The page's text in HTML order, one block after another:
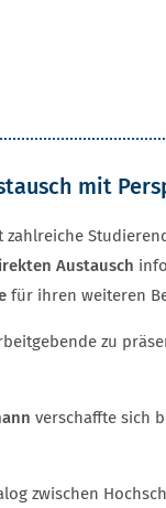
mit
Austausch
für ihren weiteren
zu
verschaffte sich
zwischen